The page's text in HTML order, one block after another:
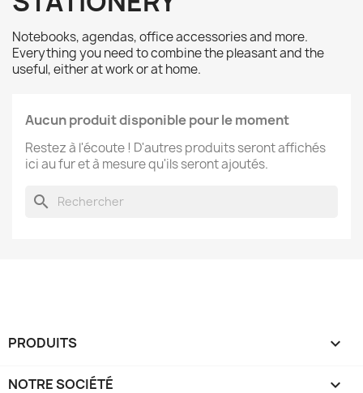
Notebooks, agendas, office accessories and more.
Everything you need to combine the pleasant and the
useful, either at work or at home.
Aucun produit disponible pour le moment
Restez à l'écoute ! D'autres produits seront affichés
ici au fur et à mesure qu'ils seront ajoutés.
search
PRODUITS 
NOTRE SOCIÉTÉ 